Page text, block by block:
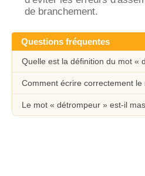
de branchement.
Questions fréquentes
Quelle est la définition du mot «
Comment écrire correctement
Le mot « détrompeur » est-il